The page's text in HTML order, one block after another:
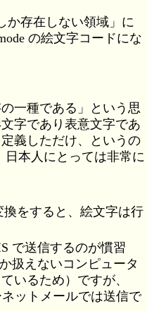
か存在しない領域」に
の絵文字コードにな
一種である」という思
字であり表意文字であ
義しただけ、というの
日本人にとっては非常に
換をすると、絵文字は行
で送信するのが慣習
扱えないコンピュータ
いるため）ですが、
ットメールでは送信で